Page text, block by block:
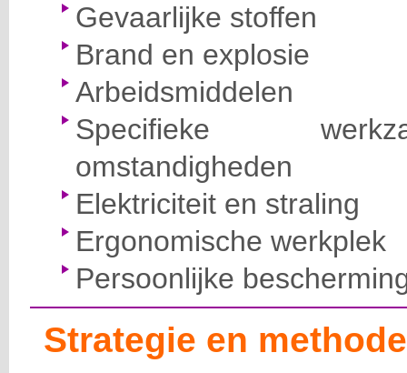
Gevaarlijke stoffen
Brand en explosie
Arbeidsmiddelen
Specifieke
omstandigheden
Elektriciteit en straling
Ergonomische werkplek
Persoonlijke
Strategie en